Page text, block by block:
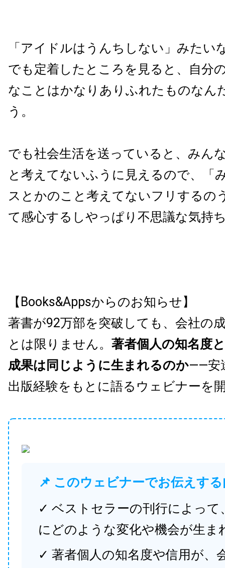
「アイドルはうんちしない」みたい
でも定着したところを見ると、自分
なことはかなりありふれたものなん
う。
でも社会生活を送っていると、みん
と考えてないふうに見えるので、「
スとかのこと考えてないフリするの
て感心するしやっぱり不思議な気持
【Books&Appsからのお知らせ】
著書が92万部を突破しても、会社の
とは限りません。 著者個人の知名度
成果は同じように生まれるのか——安
出版経験をもとに語るウェビナーを
📌 このウェビナーでお伝えす
✓ ベストセラーの刊行によって
にどのような変化や機会が生ま
✓ 著者個人の知名度や信用が、